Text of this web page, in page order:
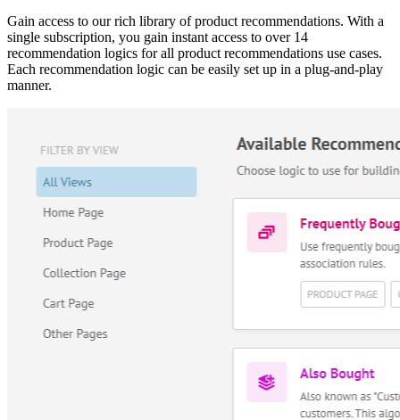
Gain access to our rich library of product recommendations. With a
single subscription, you gain instant access to over 14
recommendation logics for all product recommendations use cases.
Each recommendation logic can be easily set up in a plug-and-play
manner.